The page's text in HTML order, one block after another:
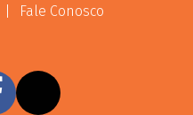
Fale Conosco